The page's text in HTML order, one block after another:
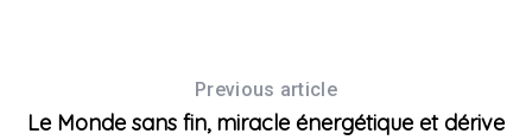
Previous article
Le Monde sans fin, miracle énergétique et dérive